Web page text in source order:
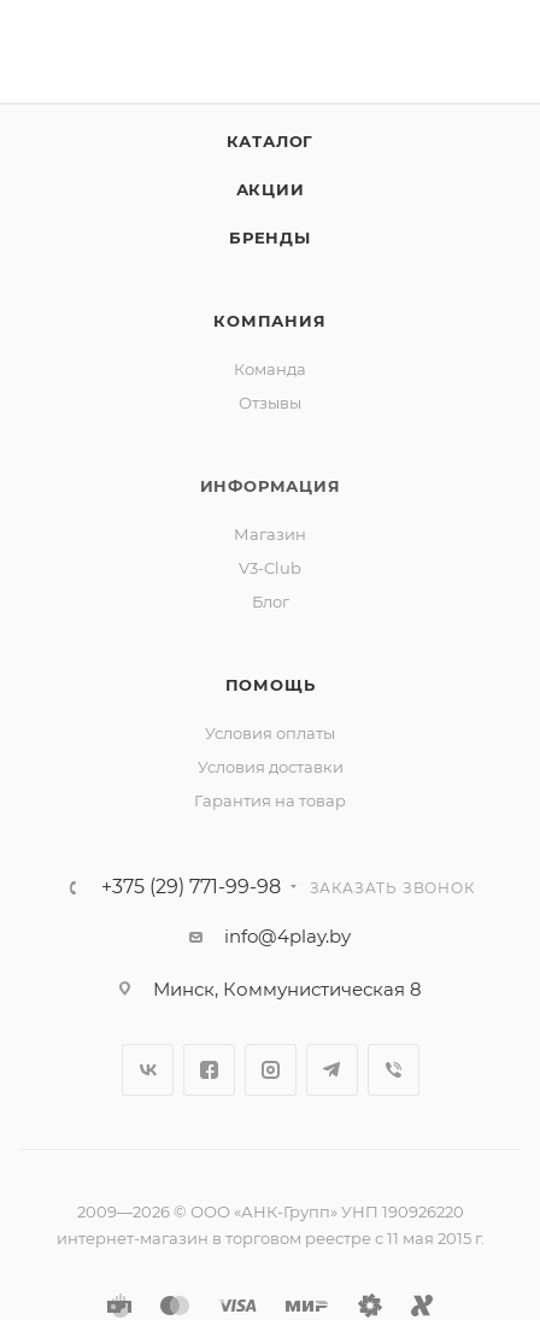
КАТАЛОГ
АКЦИИ
БРЕНДЫ
КОМПАНИЯ
Команда
Отзывы
ИНФОРМАЦИЯ
Магазин
V3-Club
Блог
ПОМОЩЬ
Условия оплаты
Условия доставки
Гарантия на товар
+375 (29) 771-99-98 ЗАКАЗАТЬ ЗВОНОК
info@4play.by
Минск, Коммунистическая 8
2009—2026 © ООО «АНК-Групп» УНП 190926220
интернет-магазин в торговом реестре с 11 мая 2015 г.